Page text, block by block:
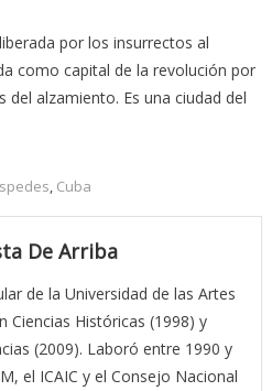
por los insurrectos al
como capital de la revolución por
alzamiento. Es una ciudad del
Cuba
De Arriba
de la Universidad de las Artes
Ciencias Históricas (1998) y
(2009). Laboró entre 1990 y
el ICAIC y el Consejo Nacional